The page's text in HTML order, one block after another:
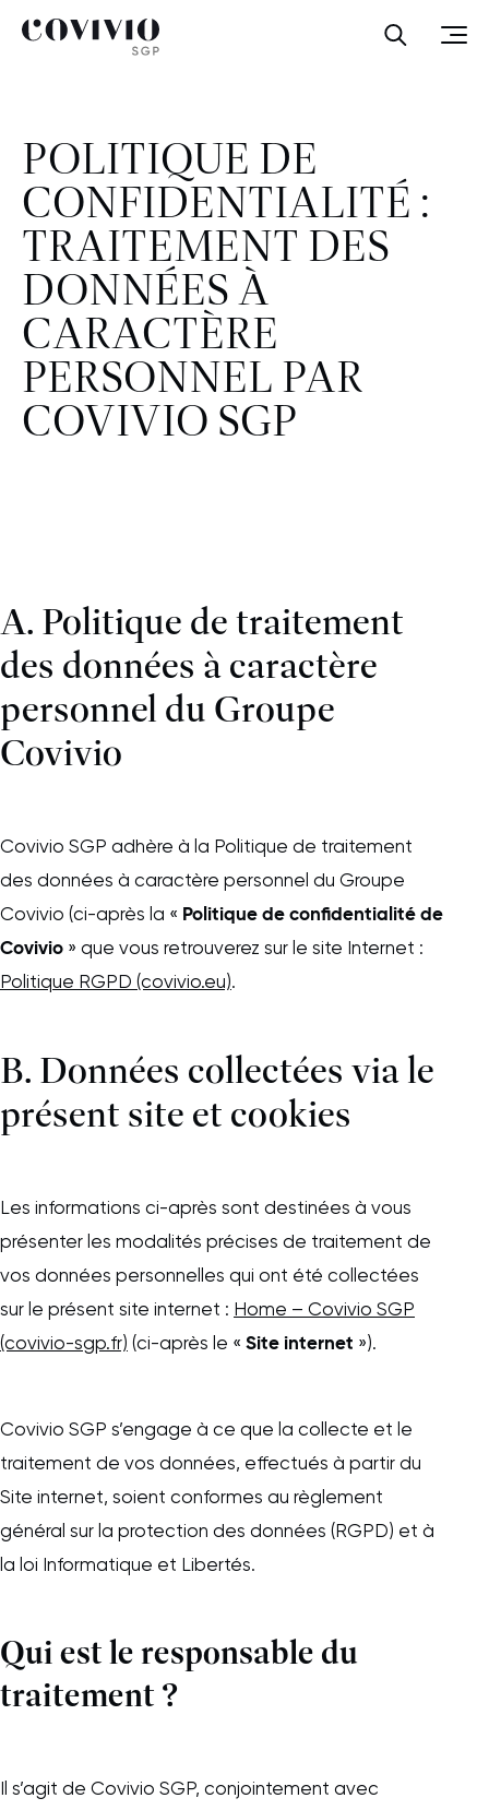
Covivio SGP Ouvrir la
POLITIQUE DE
CONFIDENTIALITÉ :
TRAITEMENT DES
DONNÉES À
CARACTÈRE
PERSONNEL PAR
COVIVIO SGP
A. Politique de traitement
des données à caractère
personnel du Groupe
Covivio
Covivio SGP adhère à la Politique de traitement
des données à caractère personnel du Groupe
Covivio (ci-après la « Politique de confidentialité de
Covivio » que vous retrouverez sur le site Internet :
Politique RGPD (covivio.eu).
B. Données collectées via le
présent site et cookies
Les informations ci-après sont destinées à vous
présenter les modalités précises de traitement de
vos données personnelles qui ont été collectées
sur le présent site internet : Home – Covivio SGP
(covivio-sgp.fr) (ci-après le « Siteinternet »).
Covivio SGP s’engage à ce que la collecte et le
traitement de vos données, effectués à partir du
Site internet, soient conformes au règlement
général sur la protection des données (RGPD) et à
la loi Informatique et Libertés.
Qui est le responsable du
traitement ?
Il s’agit de Covivio SGP, conjointement avec